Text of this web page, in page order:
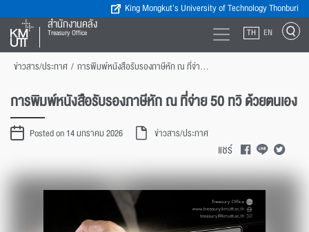
King Mongkut’s University of Technology Thonburi
สำนักงานคลัง
Treasury Office TH EN
ข่าวสาร/ประกาศ / การพิมพ์หนังสือรับรองภาษีหัก ณ ที่จ่าย 50 ทวิ ด้วยตนเอง
การพิมพ์หนังสือรับรองภาษีหัก ณ ที่จ่าย 50 ทวิ ด้วยตนเอง
Posted on 14 มกราคม 2026 ข่าวสาร/ประกาศ
แชร์